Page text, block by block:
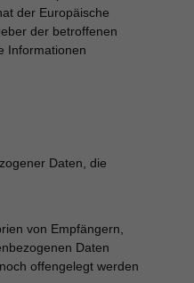
der Europäische
der betroffenen
Informationen
Daten, die
von Empfängern,
Daten
offengelegt werden